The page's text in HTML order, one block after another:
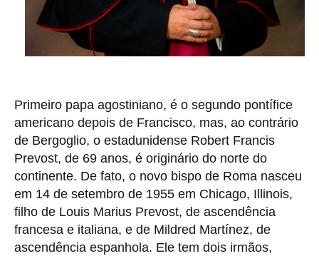
Primeiro papa agostiniano, é o segundo pontífice
americano depois de Francisco, mas, ao contrário
de Bergoglio, o estadunidense Robert Francis
Prevost, de 69 anos, é originário do norte do
continente. De fato, o novo bispo de Roma nasceu
em 14 de setembro de 1955 em Chicago, Illinois,
filho de Louis Marius Prevost, de ascendência
francesa e italiana, e de Mildred Martínez, de
ascendência espanhola. Ele tem dois irmãos,